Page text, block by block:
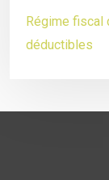
Régime fiscal
déductibles